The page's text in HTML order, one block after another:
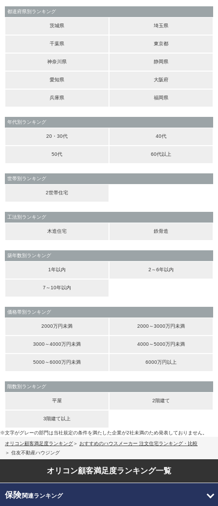
都道府県別ランキング
茨城県 埼玉県
千葉県 東京都
神奈川県 静岡県
愛知県 大阪府
兵庫県 福岡県
年代別ランキング
20・30代 40代
50代 60代以上
世帯別ランキング
2世帯住宅
工法別ランキング
木造住宅 鉄骨造
築年数別ランキング
1年以内 2～6年以内
7～10年以内
価格帯別ランキング
2000万円未満 2000～3000万円未満
3000～4000万円未満 4000～5000万円未満
5000～6000万円未満 6000万円以上
階数別ランキング
平屋 2階建て
3階建て以上
※文字がグレーの部門は当社規定の条件を満たした企業が2社未満のため発表しておりません。
オリコン顧客満足度ランキング
おすすめのハウスメーカー 注文住宅ランキング・比較
住友不動産ハウジング
オリコン顧客満足度ランキング一覧
保険関連ランキング